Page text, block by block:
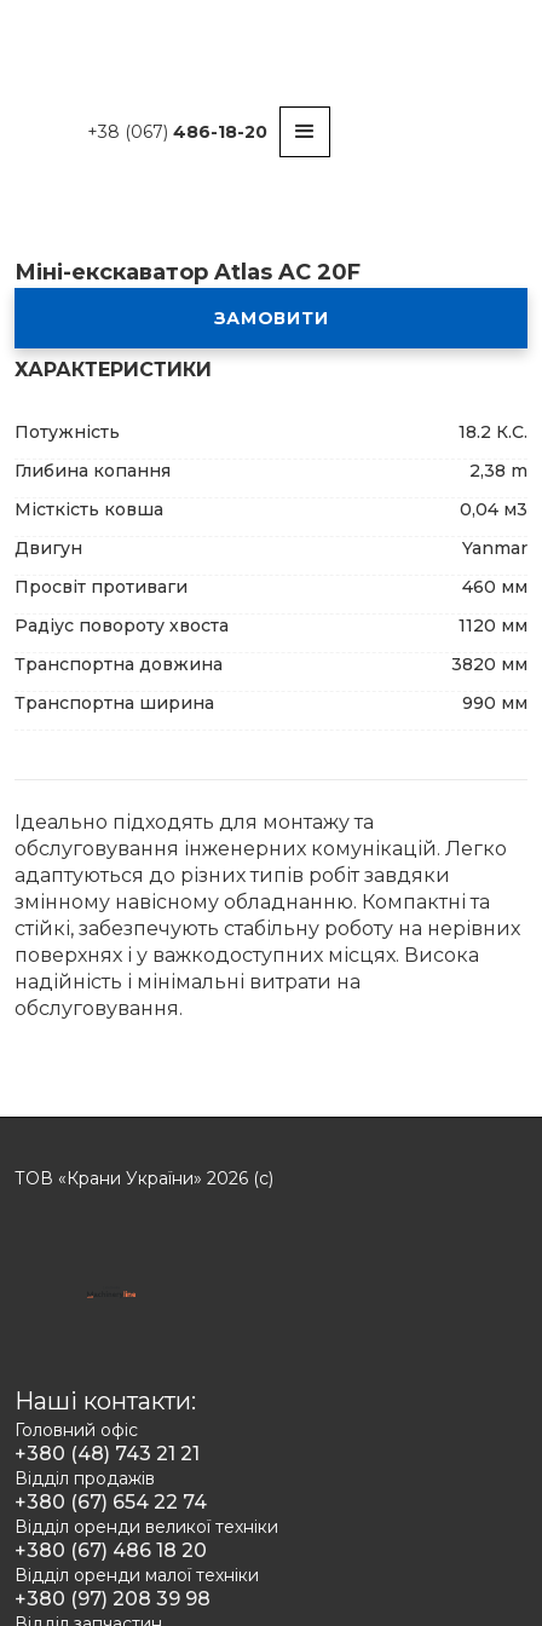
+38 (067) 486-18-20
Міні-екскаватор Atlas AC 20F
ЗАМОВИТИ
ХАРАКТЕРИСТИКИ
Потужність
18.2 К.С.
Глибина копання
2,38 m
Місткість ковша
0,04 м3
Двигун
Yanmar
Просвіт противаги
460 мм
Радіус повороту хвоста
1120 мм
Транспортна довжина
3820 мм
Транспортна ширина
990 мм
Ідеально підходять для монтажу та
обслуговування інженерних комунікацій. Легко
адаптуються до різних типів робіт завдяки
змінному навісному обладнанню. Компактні та
стійкі, забезпечують стабільну роботу на нерівних
поверхнях і у важкодоступних місцях. Висока
надійність і мінімальні витрати на
обслуговування.
ТОВ «Крани України» 2026 (с)
Наші контакти:
Головний офіс
+380 (48) 743 21 21
Відділ продажів
+380 (67) 654 22 74
Відділ оренди великої техніки
+380 (67) 486 18 20
Відділ оренди малої техніки
+380 (97) 208 39 98